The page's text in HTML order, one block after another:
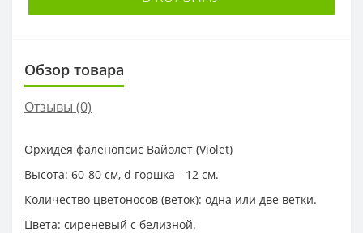
Обзор товара
Отзывы (0)
Орхидея фаленопсис Вайолет (Violet)
Высота: 60-80 см, d горшка - 12 см.
Количество цветоносов (веток): одна или две ветки.
Цвета: сиреневый с белизной.